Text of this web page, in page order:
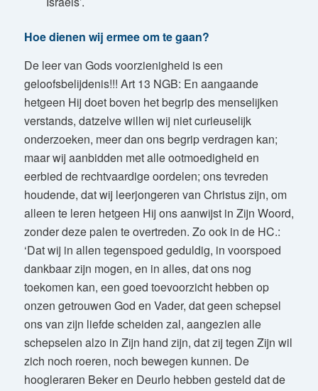
Hoe dienen wij ermee om te gaan?
De leer van Gods voorzienigheid is een
geloofsbelijdenis!!! Art 13 NGB: En aangaande
hetgeen Hij doet boven het begrip des menselijken
verstands, datzelve willen wij niet curieuselijk
onderzoeken, meer dan ons begrip verdragen kan;
maar wij aanbidden met alle ootmoedigheid en
eerbied de rechtvaardige oordelen; ons tevreden
houdende, dat wij leerjongeren van Christus zijn, om
alleen te leren hetgeen Hij ons aanwijst in Zijn Woord,
zonder deze palen te overtreden. Zo ook in de HC.:
‘Dat wij in allen tegenspoed geduldig, in voorspoed
dankbaar zijn mogen, en in alles, dat ons nog
toekomen kan, een goed toevoorzicht hebben op
onzen getrouwen God en Vader, dat geen schepsel
ons van zijn liefde scheiden zal, aangezien alle
schepselen alzo in Zijn hand zijn, dat zij tegen Zijn wil
zich noch roeren, noch bewegen kunnen. De
hoogleraren Beker en Deurlo hebben gesteld dat de